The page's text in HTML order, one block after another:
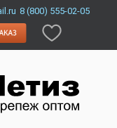
8 (800) 555-02-05